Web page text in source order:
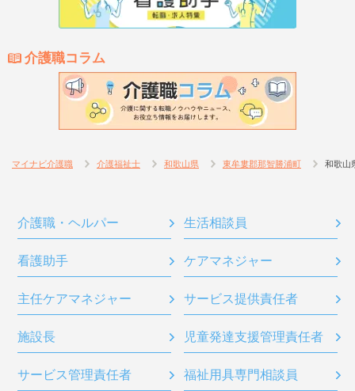
介護職コラム
マイナビ介護職 介護福祉士 和歌山県 東牟婁郡那智勝浦町 和歌山
介護職・ヘルパー 生活相談員
看護助手 ケアマネジャー
主任ケアマネジャー サービス提供責任者
施設長 児童発達支援管理責任者
サービス管理責任者 福祉用具専門相談員